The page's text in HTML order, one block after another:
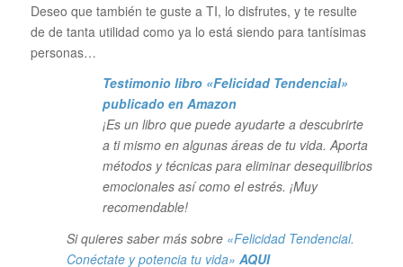
Deseo que también te guste a TI, lo disfrutes, y te resulte
de de tanta utilidad como ya lo está siendo para tantísimas
personas…
Testimonio libro «Felicidad Tendencial»
publicado en Amazon
¡Es un libro que puede ayudarte a descubrirte
a ti mismo en algunas áreas de tu vida. Aporta
métodos y técnicas para eliminar desequilibrios
emocionales así como el estrés. ¡Muy
recomendable!
Si quieres saber más sobre «Felicidad Tendencial.
Conéctate y potencia tu vida» AQUI